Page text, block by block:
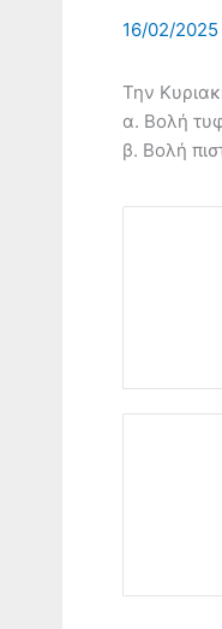
16/02/2025
Την
α. Βολή
β. Βολή